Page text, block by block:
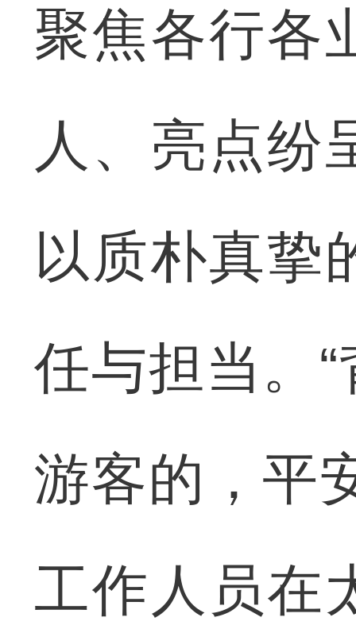
聚焦各行各
人、亮点纷
以质朴真挚
任与担当。
游客的，平
工作人员在